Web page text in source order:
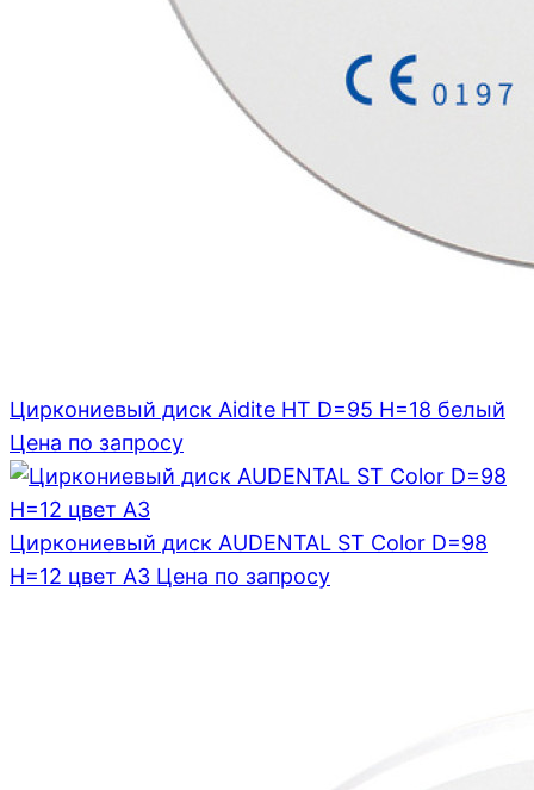
Циркониевый диск Aidite HT D=95 H=18 белый
Цена по запросу
Циркониевый диск AUDENTAL ST Color D=98
H=12 цвет A3 Цена по запросу